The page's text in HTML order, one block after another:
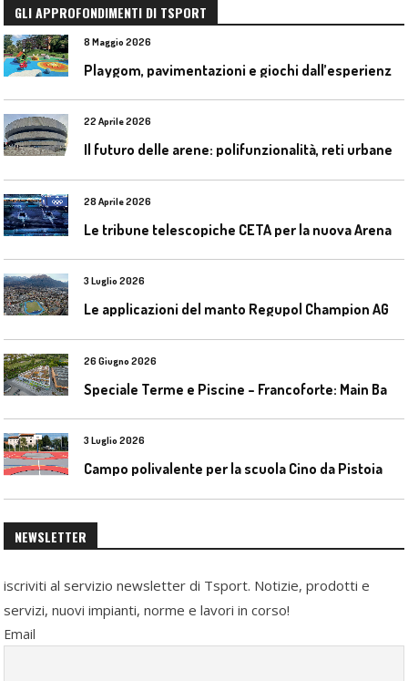
GLI APPROFONDIMENTI DI TSPORT
8 Maggio 2026
22 Aprile 2026
28 Aprile 2026
3 Luglio 2026
26 Giugno 2026
3 Luglio 2026
Campo polivalente per la scuola Cino da Pistoia
NEWSLETTER
iscriviti al servizio newsletter di Tsport. Notizie, prodotti e
servizi, nuovi impianti, norme e lavori in corso!
Email